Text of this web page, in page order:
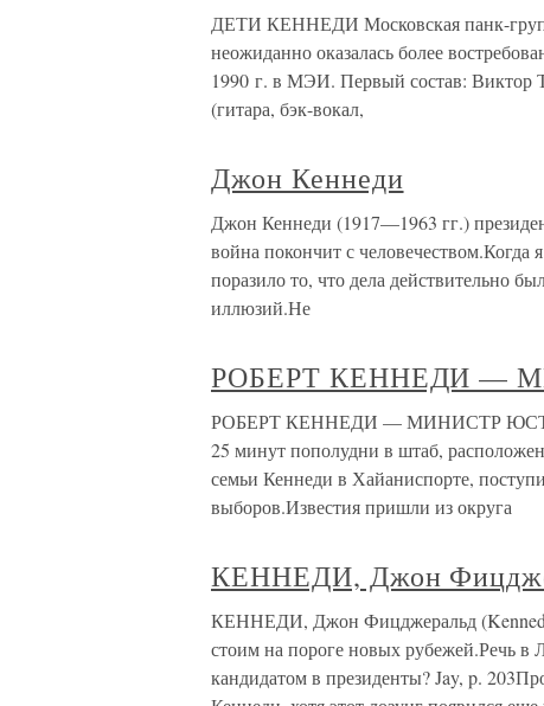
ДЕТИ КЕННЕДИ Московская панк-
неожиданно оказалась более
1990 г. в МЭИ. Первый состав: Виктор
(гитара, бэк-вокал,
Джон Кеннеди
Джон Кеннеди (1917—1963 гг.)
война покончит с человечеством.Когда
поразило то, что дела действительно
иллюзий.Не
РОБЕРТ КЕННЕДИ —
РОБЕРТ КЕННЕДИ — МИНИСТР
25 минут пополудни в штаб,
семьи Кеннеди в Хайаниспорте,
выборов.Известия пришли из округа
КЕННЕДИ, Джон
КЕННЕДИ, Джон Фицджеральд
стоим на пороге новых рубежей.Речь
кандидатом в президенты? Jay, p.